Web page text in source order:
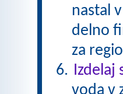
nastal
delno
za
Izdelaj
voda v